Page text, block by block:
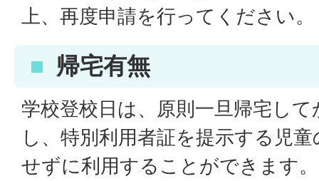
上、再度申請を行ってください。
帰宅有無
学校登校日は、原則一旦帰宅し
し、特別利用者証を提示する児
せずに利用することができます。